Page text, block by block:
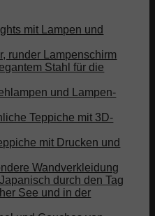
mit Lampen und
runder Lampenschirm
Stahl für die
und Lampen-
Teppiche mit 3D-
mit Drucken und
Wandverkleidung
durch den Tag
See und in der